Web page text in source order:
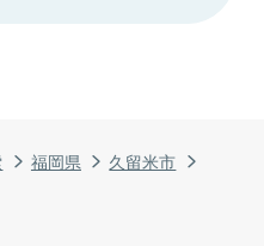
福岡県
久留米市